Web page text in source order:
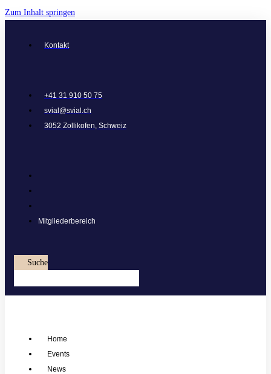
Zum Inhalt springen
Kontakt
+41 31 910 50 75
svial@svial.ch
3052 Zollikofen, Schweiz
Mitgliederbereich
Suche
Home
Events
News